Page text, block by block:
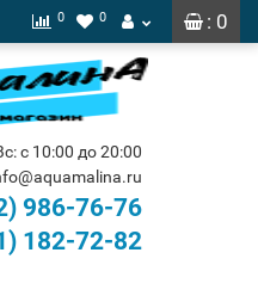
: 0
0 0
с 10:00 до 20:00
986-76-76
182-72-82